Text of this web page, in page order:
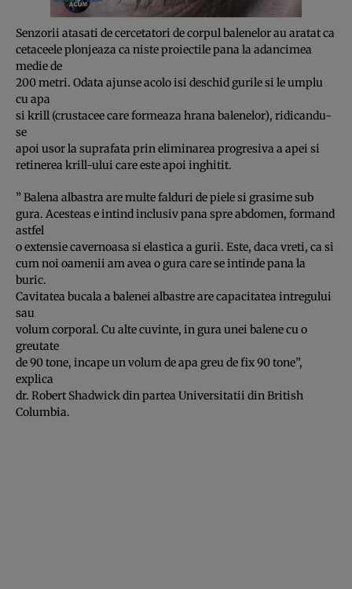
Senzorii atasati de cercetatori de corpul balenelor au aratat ca
cetaceele plonjeaza ca niste proiectile pana la adancimea
medie de
200 metri. Odata ajunse acolo isi deschid gurile si le umplu
cu apa
si krill (crustacee care formeaza hrana balenelor), ridicandu-
se
apoi usor la suprafata prin eliminarea progresiva a apei si
retinerea krill-ului care este apoi inghitit.
” Balena albastra are multe falduri de piele si grasime sub
gura. Acesteas e intind inclusiv pana spre abdomen, formand
astfel
o extensie cavernoasa si elastica a gurii. Este, daca vreti, ca si
cum noi oamenii am avea o gura care se intinde pana la
buric.
Cavitatea bucala a balenei albastre are capacitatea intregului
sau
volum corporal. Cu alte cuvinte, in gura unei balene cu o
greutate
de 90 tone, incape un volum de apa greu de fix 90 tone”,
explica
dr. Robert Shadwick din partea Universitatii din British
Columbia.